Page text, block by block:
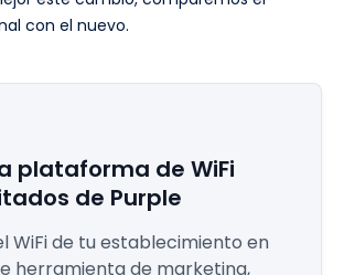
con el nuevo.
plataforma de WiFi
de Purple
WiFi de tu establecimiento en
herramienta de marketing,